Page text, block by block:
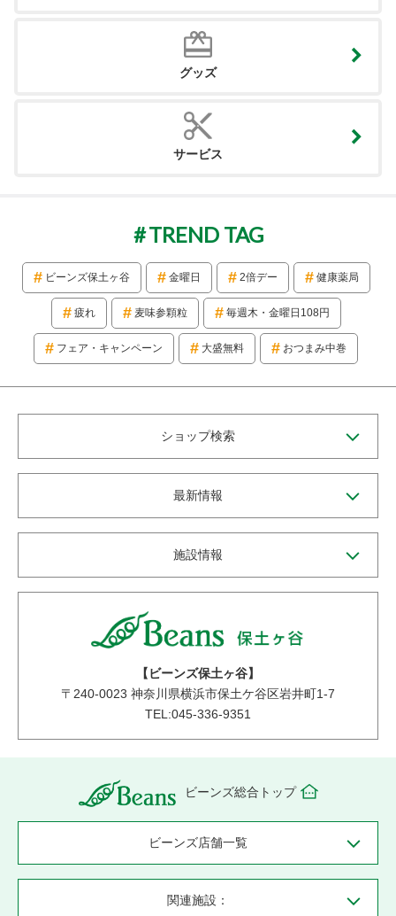
グッズ
サービス
TREND TAG
ビーンズ保土ヶ谷 金曜日 2倍デー 健康薬局
疲れ 麦味参顆粒 毎週木・金曜日108円
フェア・キャンペーン 大盛無料 おつまみ中巻
ショップ検索
最新情報
施設情報
【ビーンズ保土ヶ谷】
〒 240-0023 神奈川県横浜市保土ケ谷区岩井町1-7
TEL:045-336-9351
ビーンズ総合トップ
ビーンズ店舗一覧
関連施設：